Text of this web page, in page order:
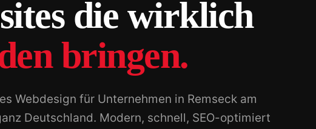
die wirklich
bringen.
Webdesign für Unternehmen in Remseck am
Deutschland. Modern, schnell, SEO-optimiert